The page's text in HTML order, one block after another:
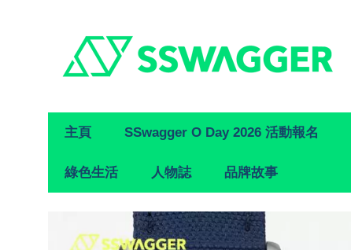
Primary
Navigation
主頁 SSwagger O Day 2026 活動報名
綠色生活 人物誌 品牌故事